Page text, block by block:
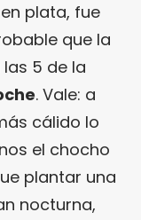
plata, fue
que la
5 de la
. Vale: a
cálido lo
el chocho
plantar una
nocturna,